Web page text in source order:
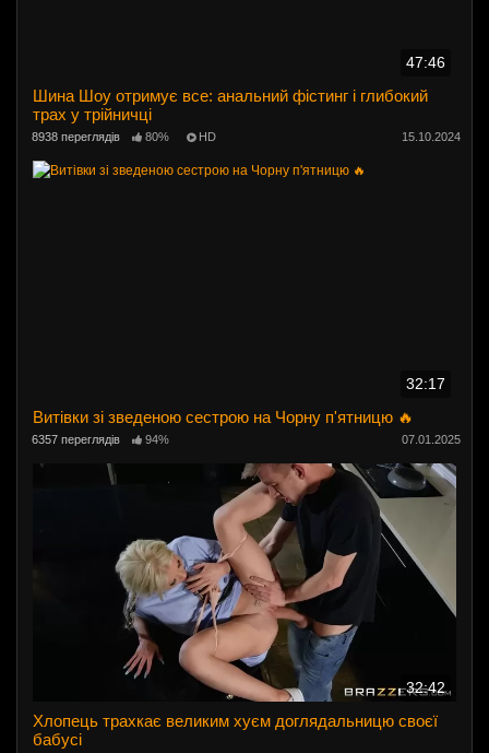
47:46
Шина Шоу отримує все: анальний фістинг і глибокий
трах у трійничці
8938 переглядів 80% HD 15.10.2024
32:17
Витівки зі зведеною сестрою на Чорну п'ятницю 🔥
6357 переглядів 94% 07.01.2025
32:42
Хлопець трахкає великим хуєм доглядальницю своєї
бабусі